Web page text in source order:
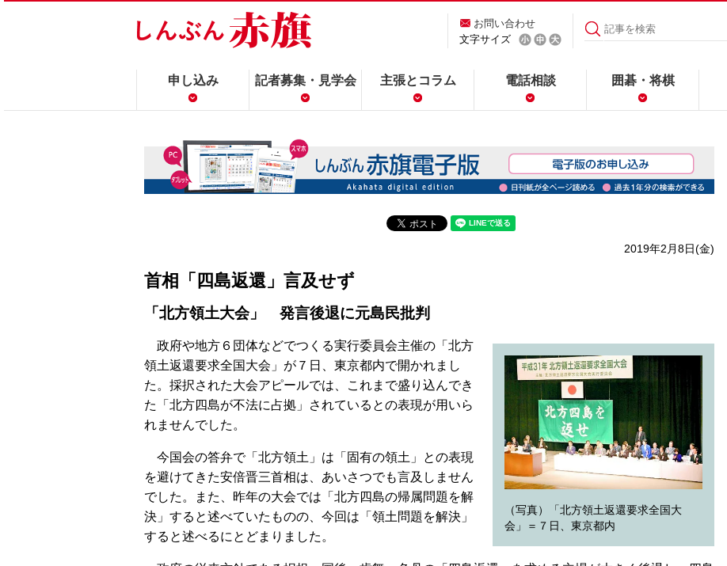
お問い合わせ
文字サイズ
申し込み 記者募集・見学会 主張とコラム 電話相談 囲碁・将棋
2019年2月8日(金)
首相「四島返還」言及せず
「北方領土大会」 発言後退に元島民批判
（写真）「北方領土返還要求全国大
会」＝７日、東京都内
政府や地方６団体などでつくる実行委員会主催の「北方
領土返還要求全国大会」が７日、東京都内で開かれまし
た。採択された大会アピールでは、これまで盛り込んでき
た「北方四島が不法に占拠」されているとの表現が用いら
れませんでした。
今国会の答弁で「北方領土」は「固有の領土」との表現
を避けてきた安倍晋三首相は、あいさつでも言及しません
でした。また、昨年の大会では「北方四島の帰属問題を解
決」すると述べていたものの、今回は「領土問題を解決」
すると述べるにとどまりました。